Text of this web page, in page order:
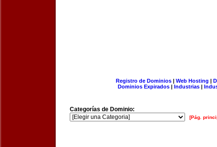
Registro de Dominios| Web Hosting |
Dominios Expirados | Industrias |
Categorías de Dominio:
[Pág.